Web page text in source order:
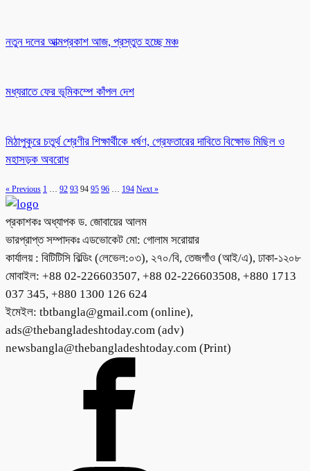
নতুন দলের আত্মপ্রকাশ আজ, প্রস্তুত হচ্ছে মঞ্চ
মধ্যরাতে ফের ভূমিকম্পে কাঁপল দেশ
মিঠাপুকুরে চতুর্থ শ্রেণীর শিক্ষার্থীকে ধর্ষণ, গ্রেফতারের দাবিতে বিক্ষোভ মিছিল ও
মহাসড়ক অবরোধ
« Previous 1 92 93 94 95 96 194 Next »
প্রকাশকঃ অধ্যাপক ড. জোবায়ের আলম
ভারপ্রাপ্ত সম্পাদকঃ এডভোকেট মো: গোলাম সরোয়ার
কার্যালয় : বিটিটিসি বিল্ডিং (লেভেল:০৩), ২৭০/বি, তেজগাঁও (আই/এ), ঢাকা-১২০৮
মোবাইল: +88 02-226603507, +88 02-226603508, +880 1713
037 345, +880 1300 126 624
ইমেইল: tbtbangla@gmail.com (online),
ads@thebangladeshtoday.com (adv)
newsbangla@thebangladeshtoday.com (Print)